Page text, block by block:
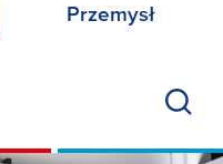
Przemysł